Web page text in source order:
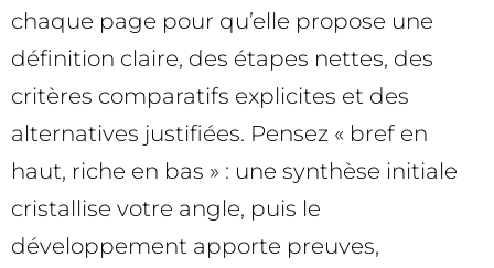
chaque page pour qu’elle propose une
définition claire, des étapes nettes, des
critères comparatifs explicites et des
alternatives justifiées. Pensez « bref en
haut, riche en bas » : une synthèse initiale
cristallise votre angle, puis le
développement apporte preuves,